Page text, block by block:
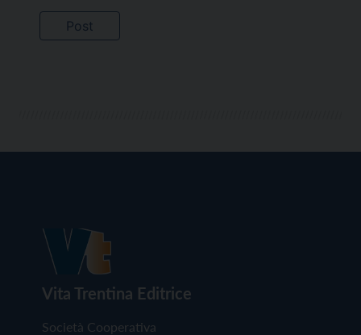
Vita Trentina Editrice
Società Cooperativa